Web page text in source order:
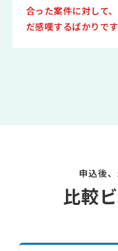
合った案件に対して
だ感嘆するばかりです
申込後
比較